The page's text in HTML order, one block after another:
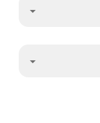
arrow_drop_down
arrow_drop_down